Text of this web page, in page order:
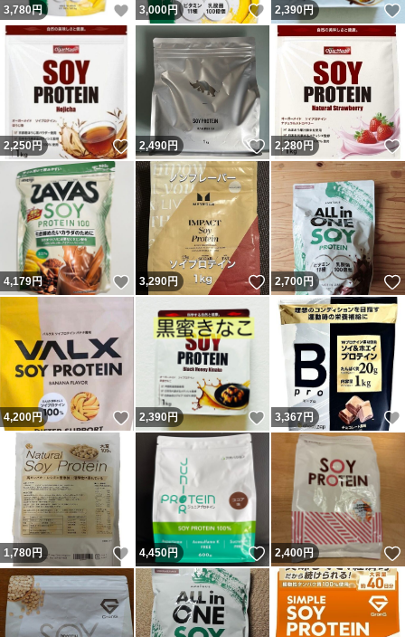
3,780円 いいね！
3,000円 いいね！
2,390円
2,250円 いいね！
2,490円 いいね！
2,280円
4,179円 いいね！
3,290円 いいね！
2,700円
4,200円 いいね！
2,390円 いいね！
3,367 円
1,780円 いいね！
4,450円 いいね！
2,400円